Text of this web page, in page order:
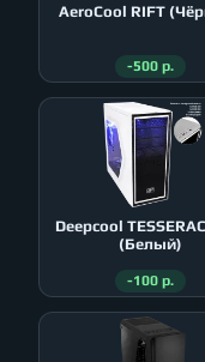
AeroСool RIFT
-500 р.
Deepcool
(Белый)
-100 р.